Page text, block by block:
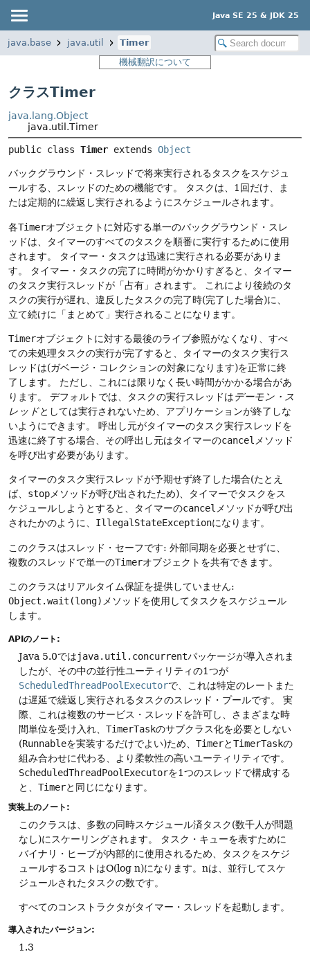
Java SE 25 & JDK 25
java.base java.util
Timer
機械翻訳について
クラスTimer
java.lang.Object
java.util.Timer
public class Timer extends Object
バックグラウンド・スレッドで将来実行されるタスクをスケジュ
ールする、スレッドのための機能です。
タスクは、1回だけ、ま
たは定期的に繰返し実行されるようにスケジュールされます。
各Timerオブジェクトに対応する単一のバックグラウンド・スレ
ッドは、タイマーのすべてのタスクを順番に実行するために使用
されます。
タイマー・タスクは迅速に実行される必要がありま
す。
タイマー・タスクの完了に時間がかかりすぎると、タイマー
のタスク実行スレッドが「占有」されます。
これにより後続のタ
スクの実行が遅れ、違反したタスクの完了時(完了した場合)に、
立て続けに「まとめて」実行されることになります。
Timerオブジェクトに対する最後のライブ参照がなくなり、すべ
ての未処理タスクの実行が完了すると、タイマーのタスク実行ス
レッドは(ガベージ・コレクションの対象になります)を正常に終
了します。
ただし、これには限りなく長い時間がかかる場合があ
ります。
デフォルトでは、タスクの実行スレッドはデーモン・ス
レッドとしては実行されないため、アプリケーションが終了しな
いようにできます。
呼出し元がタイマーのタスク実行スレッドを
迅速に終了する場合、その呼出し元はタイマーのcancel メソッド
を呼び出す必要があります。
タイマーのタスク実行スレッドが予期せず終了した場合(たとえ
ば、 stopメソッドが呼び出されたため)、タイマーでタスクをス
ケジュールしようとすると、タイマーのcancelメソッドが呼び出
されたかのように、 IllegalStateExceptionになります。
このクラスはスレッド・セーフです: 外部同期を必要とせずに、
複数のスレッドで単一のTimerオブジェクトを共有できます。
このクラスはリアルタイム保証を提供していません:
Object.wait(long) メソッドを使用してタスクをスケジュール
します。
APIのノート:
Java 5.0ではjava.util.concurrentパッケージが導入されま
したが、その中の並行性ユーティリティの1つが
ScheduledThreadPoolExecutorで、これは特定のレートまた
は遅延で繰返し実行されるタスクのスレッド・プールです。
実
際、これは複数のサービス・スレッドを許可し、さまざまな時
間単位を受け入れ、 TimerTaskのサブクラス化を必要としない
(Runnableを実装するだけでよい)ため、 TimerとTimerTaskの
組み合わせに代わる、より柔軟性の高いユーティリティです。
ScheduledThreadPoolExecutorを1つのスレッドで構成する
と、 Timerと同じになります。
実装上のノート:
このクラスは、多数の同時スケジュール済タスク(数千人が問題
なし)にスケーリングされます。
タスク・キューを表すために
バイナリ・ヒープが内部的に使用されるため、タスクをスケジ
ュールするコストはO(log n)になります。nは、並行してスケ
ジュールされたタスクの数です。
すべてのコンストラクタがタイマー・スレッドを起動します。
導入されたバージョン:
1.3